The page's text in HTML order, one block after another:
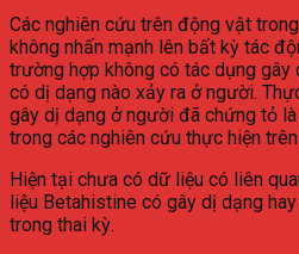
Các nghiên cứu trên động vật
không nhấn mạnh lên bất kỳ tác
trường hợp không có tác dụng gây
có dị dạng nào xảy ra ở người.
gây dị dạng ở người đã chứng tỏ
trong các nghiên cứu thực hiện
Hiện tại chưa có dữ liệu có liên
liệu Betahistine có gây dị dạng
trong thai kỳ.